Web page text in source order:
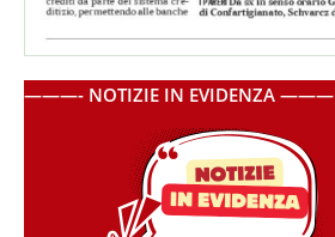
———- NOTIZIE IN EVIDENZA ———